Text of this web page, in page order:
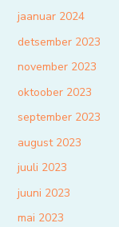
jaanuar 2024
detsember 2023
november 2023
oktoober 2023
september 2023
august 2023
juuli 2023
juuni 2023
mai 2023